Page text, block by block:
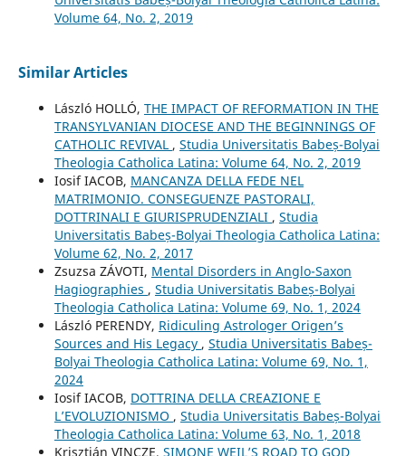
Volume 64, No. 2, 2019
Similar Articles
László HOLLÓ, THE IMPACT OF REFORMATION IN THE
TRANSYLVANIAN DIOCESE AND THE BEGINNINGS OF
CATHOLIC REVIVAL , Studia Universitatis Babeș-Bolyai
Theologia Catholica Latina: Volume 64, No. 2, 2019
Iosif IACOB, MANCANZA DELLA FEDE NEL
MATRIMONIO. CONSEGUENZE PASTORALI,
DOTTRINALI E GIURISPRUDENZIALI , Studia
Universitatis Babeș-Bolyai Theologia Catholica Latina:
Volume 62, No. 2, 2017
Zsuzsa ZÁVOTI, Mental Disorders in Anglo-Saxon
Hagiographies , Studia Universitatis Babeș-Bolyai
Theologia Catholica Latina: Volume 69, No. 1, 2024
László PERENDY, Ridiculing Astrologer Origen’s
Sources and His Legacy , Studia Universitatis Babeș-
Bolyai Theologia Catholica Latina: Volume 69, No. 1,
2024
Iosif IACOB, DOTTRINA DELLA CREAZIONE E
L’EVOLUZIONISMO , Studia Universitatis Babeș-Bolyai
Theologia Catholica Latina: Volume 63, No. 1, 2018
Krisztián VINCZE, SIMONE WEIL’S ROAD TO GOD